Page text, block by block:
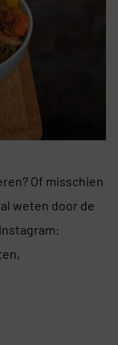
Of misschien
weten door de